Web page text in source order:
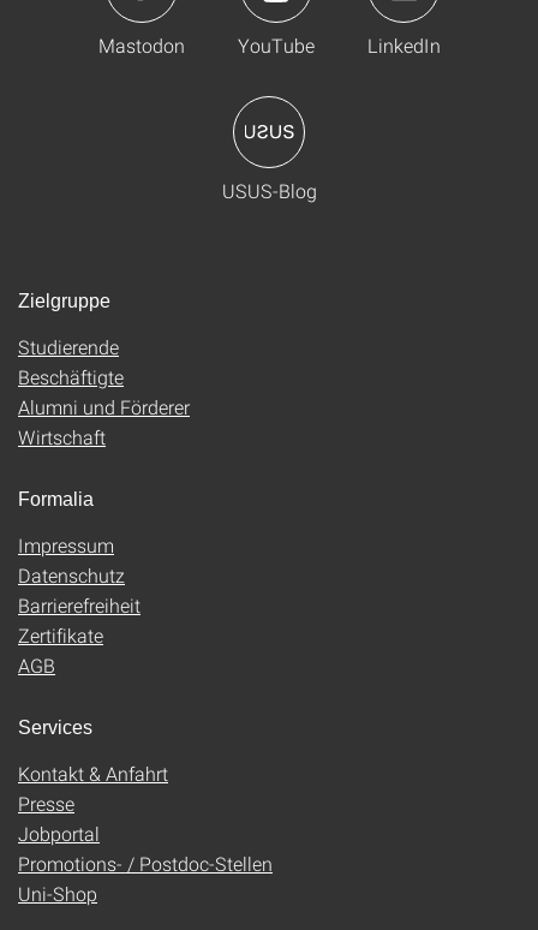
Mastodon YouTube LinkedIn
USUS-Blog
Zielgruppe
Studierende
Beschäftigte
Alumni und Förderer
Wirtschaft
Formalia
Impressum
Datenschutz
Barrierefreiheit
Zertifikate
AGB
Services
Kontakt & Anfahrt
Presse
Jobportal
Promotions- / Postdoc-Stellen
Uni-Shop